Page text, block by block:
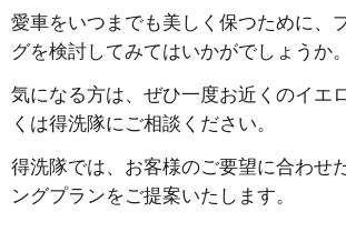
愛車をいつまでも美しく保つために、
グを検討してみてはいかがでしょうか。
気になる方は、ぜひ一度お近くのイエ
くは得洗隊にご相談ください。
得洗隊では、お客様のご要望に合わせ
ングプランをご提案いたします。